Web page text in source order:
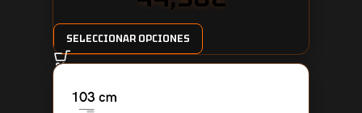
SELECCIONAR OPCIONES